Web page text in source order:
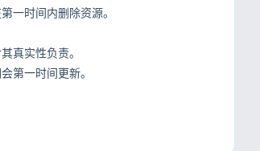
一时间内删除资源。
真实性负责。
第一时间更新。